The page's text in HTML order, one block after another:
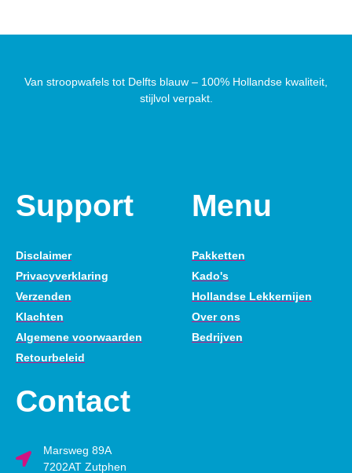
Van stroopwafels tot Delfts blauw – 100% Hollandse kwaliteit,
stijlvol verpakt.
Support
Disclaimer
Privacyverklaring
Verzenden
Klachten
Algemene voorwaarden
Retourbeleid
Menu
Pakketten
Kado's
Hollandse Lekkernijen
Over ons
Bedrijven
Contact
Marsweg 89A
7202AT Zutphen